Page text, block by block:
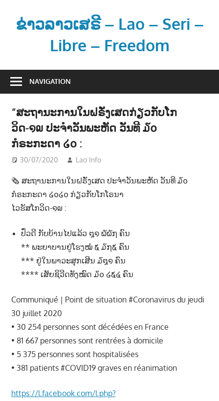
contentຂ່າວລາວເສຣີ – Lao – Seri –
Libre – Freedom
າ
ະ
ຂໍ້
ນ
ຂ່
າ
ວ
NAVIGATION
“ສະຖານະການໃນຝຣັ່ງເສດກ່ຽວກັບໂກ
ວິດ-໑໙ ປະຈຳວັນພະຫັດ ວັນທີ ໓໐
ກໍຣະກະດາ ໒໐ :
30/07/2020 Lao Info
🗞 ສະຖານະການໃນຝຣັ່ງເສດ ປະຈຳວັນພະຫັດ ວັນທີ ໓໐
ກໍຣະກະດາ ໒໐໒໐ ກ່ຽວກັບໂກໂຣນາ
ໄວຮັສໂກວິດ-໑໙ :
ປົ່ວດີ ກັບບ້ານໄປແລ້ວ ໘໑ ໖໖໗ ຄົນ
** ພະຍາບານຢູ່ໂຮງໝໍ ໕ ໓໗໕ ຄົນ
*** ຢູ່ໃນພາວະສຸກເສີນ ໓໘໑ ຄົນ
**** ເສັຍຊິວີດທັງໝົດ ໓໐ ໒໕໔ ຄົນ
Communiqué | Point de situation #Coronavirus du jeudi
30 juillet 2020
• 30 254 personnes sont décédées en France
• 81 667 personnes sont rentrées à domicile
• 5 375 personnes sont hospitalisées
• 381 patients #COVID19 graves en réanimation
https://l.facebook.com/l.php?